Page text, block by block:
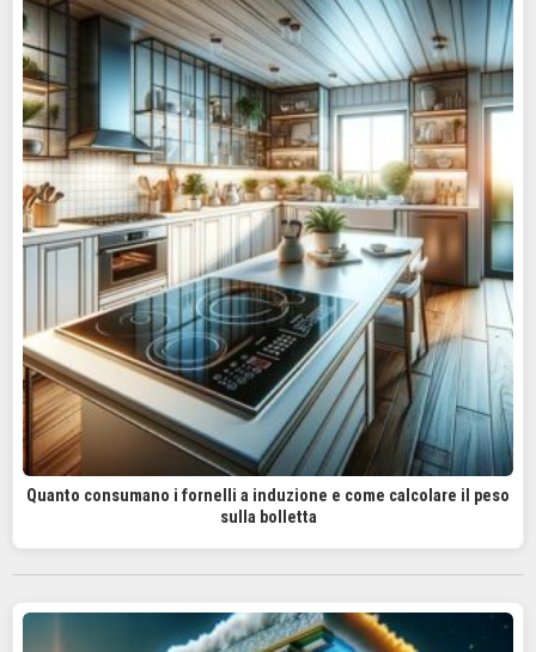
Quanto consumano i fornelli a induzione e come calcolare il peso
sulla bolletta